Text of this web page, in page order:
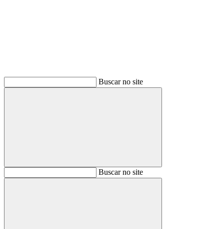
Buscar no site
BuscarBuscar no site